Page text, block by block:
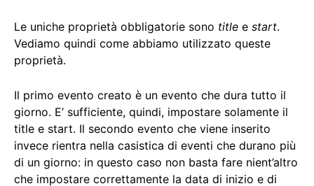
Le uniche proprietà obbligatorie sono title e start.
Vediamo quindi come abbiamo utilizzato queste
proprietà.
Il primo evento creato è un evento che dura tutto il
giorno. E’ sufficiente, quindi, impostare solamente il
title e start. Il secondo evento che viene inserito
invece rientra nella casistica di eventi che durano più
di un giorno: in questo caso non basta fare nient’altro
che impostare correttamente la data di inizio e di